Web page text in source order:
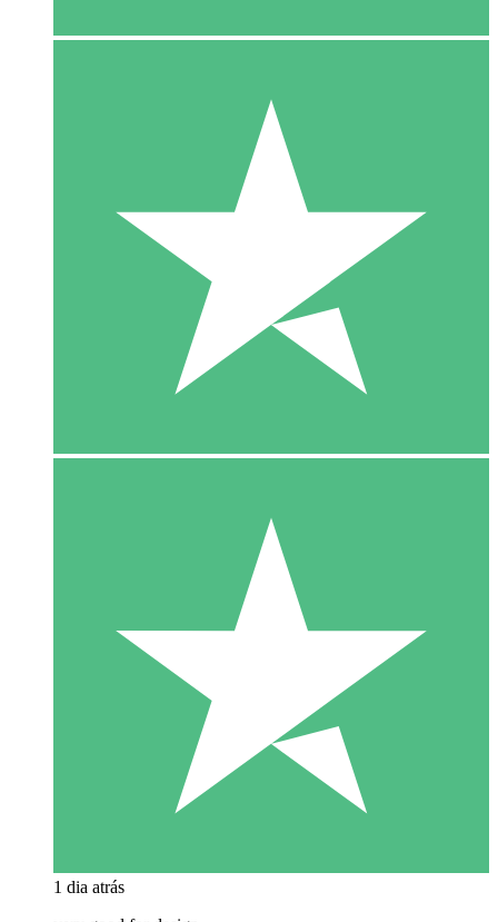
1 dia atrás